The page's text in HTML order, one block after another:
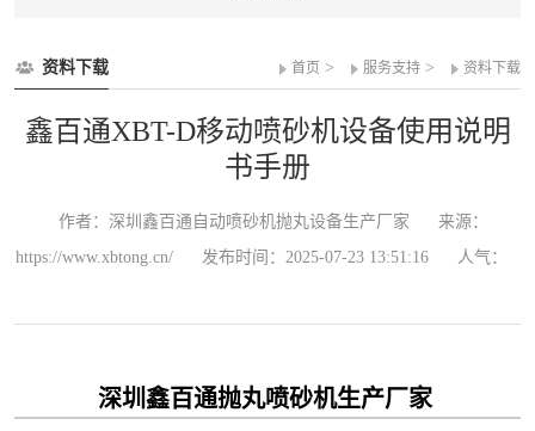
资料下载 首页 > 服务支持 > 资料下载
鑫百通XBT-D移动喷砂机设备使用说明
书手册
作者：深圳鑫百通自动喷砂机抛丸设备生产厂家
来源：
https://www.xbtong.cn/
发布时间：2025-07-23 13:51:16 人气：
深圳鑫百通抛丸喷砂机生产厂家